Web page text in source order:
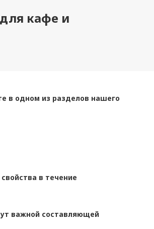
кафе и
в одном из разделов нашего
в течение
важной составляющей